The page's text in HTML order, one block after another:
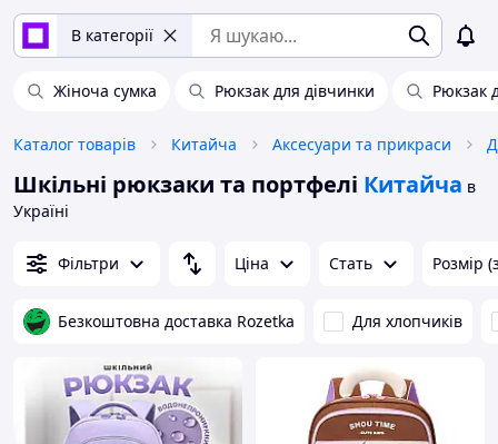
В категорії
Жіноча сумка Рюкзак для дівчинки Рюкзак
Каталог товарів Китайча Аксесуари та прикраси
Шкільні рюкзаки та портфелі Китайча в
Україні
Фільтри Ціна Стать Розмір
Безкоштовна доставка Rozetka Для хлопчиків